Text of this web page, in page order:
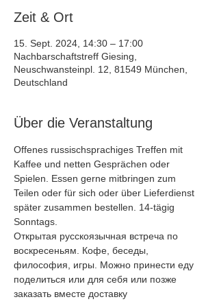
Zeit & Ort
15. Sept. 2024, 14:30 – 17:00
Nachbarschaftstreff Giesing,
Neuschwansteinpl. 12, 81549 München,
Deutschland
Über die Veranstaltung
Offenes russischsprachiges Treffen mit
Kaffee und netten Gesprächen oder
Spielen. Essen gerne mitbringen zum
Teilen oder für sich oder über Lieferdienst
später zusammen bestellen. 14-tägig
Sonntags.
Открытая русскоязычная встреча по
воскресеньям. Кофе, беседы,
философия, игры. Можно принести еду
поделиться или для себя или позже
заказать вместе доставку